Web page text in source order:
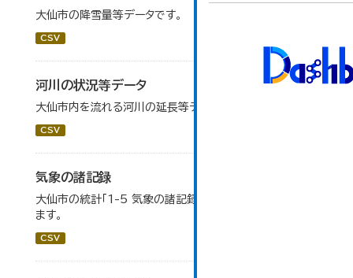
大仙市の降雪量等データです。
CSV
河川の状況等データ
大仙市内を流れる河川の延長等データです。
CSV
気象の諸記録
大仙市の統計「1-5 気象の諸記録」のデータを参照してい
ます。
CSV